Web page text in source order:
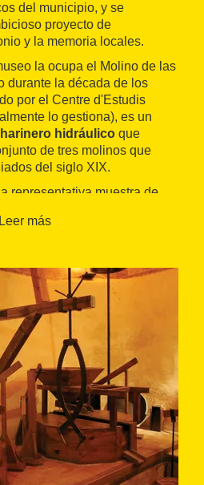
del municipio, y se
proyecto de
y la memoria locales.
la ocupa el Molino de las
durante la década de los
por el Centre d'Estudis
lo gestiona), es un
hidráulico que
de tres molinos que
del siglo XIX.
representativa muestra de
la prehistoria hasta el
en expediciones
es laexposición
molinos, gracias a la cual se
(cuatro días a la
días a la semana el resto del
que forman la
y que permiten revivir
del municipio, enterrado
por la revolución industrial.
Leer más